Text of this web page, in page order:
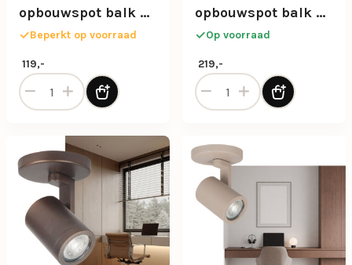
opbouwspot balk 2-
lichts zand
Beperkt op voorraad
119,-
Halo plafondspot / opbouwspot balk 2-lichts zand aantal
opbouwspot balk 4-
lichts bruin
Op voorraad
219,-
Halo plafondspot /